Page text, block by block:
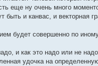
еще ну очень много
быть и канвас, и векторная
будет совершенно по
и как это надо или не
удочка на